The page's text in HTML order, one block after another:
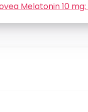
Melatonin 10